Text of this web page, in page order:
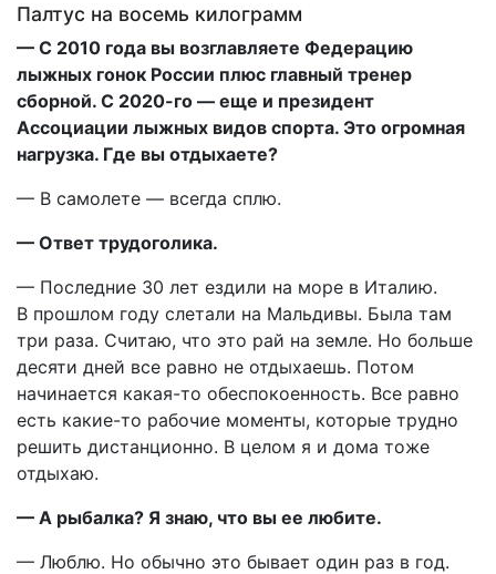
Палтус на восемь килограмм
— С 2010 года вы возглавляете Федерацию
лыжных гонок России плюс главный тренер
сборной. С 2020-го — еще и президент
Ассоциации лыжных видов спорта. Это огромная
нагрузка. Где вы отдыхаете?
— В самолете — всегда сплю.
— Ответ трудоголика.
— Последние 30 лет ездили на море в Италию.
В прошлом году слетали на Мальдивы. Была там
три раза. Считаю, что это рай на земле. Но больше
десяти дней все равно не отдыхаешь. Потом
начинается какая-то обеспокоенность. Все равно
есть какие-то рабочие моменты, которые трудно
решить дистанционно. В целом я и дома тоже
отдыхаю.
— А рыбалка? Я знаю, что вы ее любите.
— Люблю. Но обычно это бывает один раз в год.